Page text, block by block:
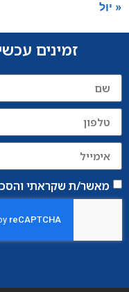
« יול
זמינים
מאשר/ת שקראתי